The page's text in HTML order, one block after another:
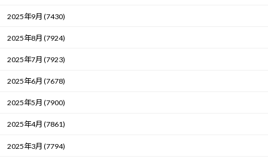
2025年9月 (7430)
2025年8月 (7924)
2025年7月 (7923)
2025年6月 (7678)
2025年5月 (7900)
2025年4月 (7861)
2025年3月 (7794)